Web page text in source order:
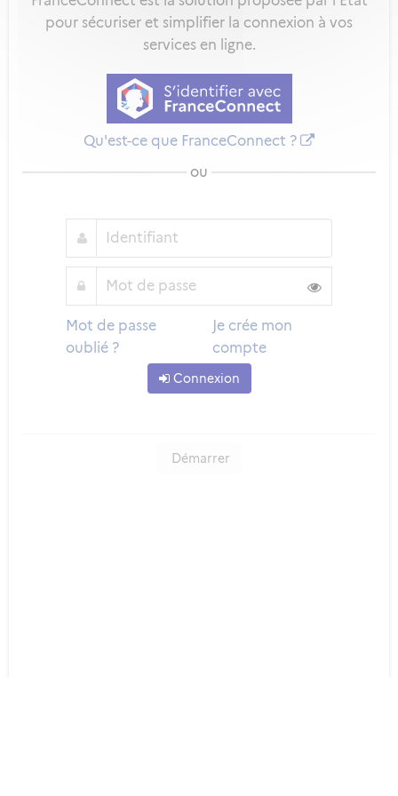
pour sécuriser et simplifier la connexion à vos
services en ligne.
Qu'est-ce que FranceConnect ?
ou
Mot de passe
oublié ?
Je crée mon
compte
Connexion
Démarrer